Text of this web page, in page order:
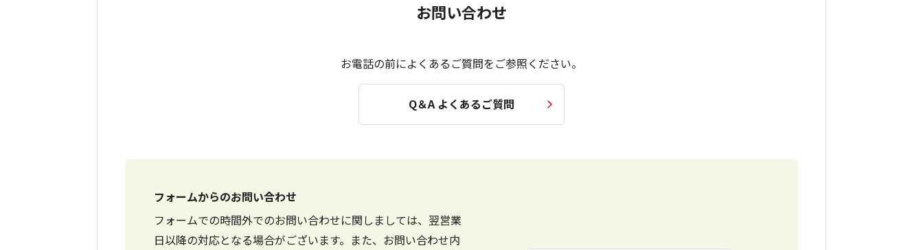
お問い合わせ
お電話の前によくあるご質問をご参照ください。
Q＆A よくあるご質問
フォームからのお問い合わせ
フォームでの時間外でのお問い合わせに関しましては、翌営業
日以降の対応となる場合がございます。また、お問い合わせ内